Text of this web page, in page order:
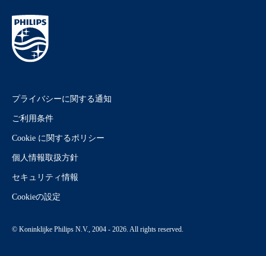
プライバシーに関する通知
ご利用条件
Cookie に関するポリシー
個人情報取扱方針
セキュリティ情報
Cookieの設定
© Koninklijke Philips N.V., 2004 - 2026. All rights reserved.